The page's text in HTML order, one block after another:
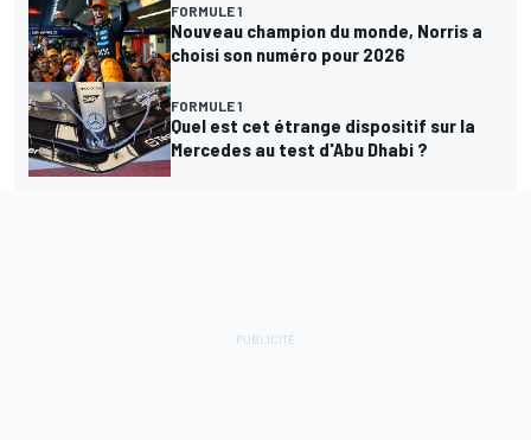
FORMULE 1
Nouveau champion du monde, Norris a
choisi son numéro pour 2026
FORMULE 1
Quel est cet étrange dispositif sur la
Mercedes au test d'Abu Dhabi ?